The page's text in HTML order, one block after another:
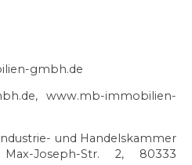
gmbh.de
www.mb-immobilien-
und Handelskammer
Max-Joseph-Str. 2, 80333